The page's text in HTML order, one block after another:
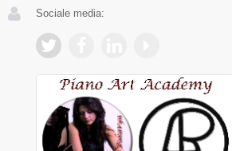
Sociale media: